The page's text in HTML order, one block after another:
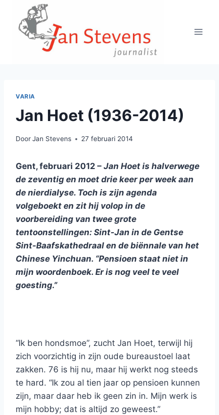
Doorgaan
inhoud
VARIA
Jan Hoet (1936-2014)
DoorJan Stevens 27 februari 2014
Gent, februari 2012 – Jan Hoet is halverwege
de zeventig en moet drie keer per week aan
de nierdialyse. Toch is zijn agenda
volgeboekt en zit hij volop in de
voorbereiding van twee grote
tentoonstellingen: Sint-Jan in de Gentse
Sint-Baafskathedraal en de biënnale van het
Chinese Yinchuan. “Pensioen staat niet in
mijn woordenboek. Er is nog veel te veel
goesting.”
“Ik ben hondsmoe”, zucht Jan Hoet, terwijl hij
zich voorzichtig in zijn oude bureaustoel laat
zakken. 76 is hij nu, maar hij werkt nog steeds
te hard. “Ik zou al tien jaar op pensioen kunnen
zijn, maar daar heb ik geen zin in. Mijn werk is
mijn hobby; dat is altijd zo geweest.”